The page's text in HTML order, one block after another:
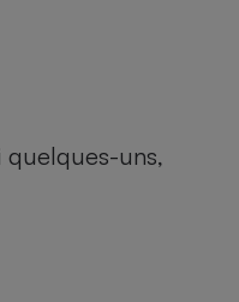
quelques-uns,